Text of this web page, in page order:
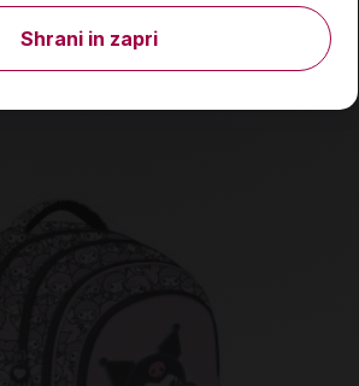
Shrani in zapri